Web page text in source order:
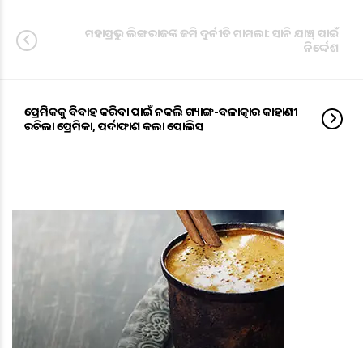
ମହାପ୍ରଭୁ ଲିଙ୍ଗରାଜଙ୍କ ଜମି ଦୁର୍ନୀତି ମାମଲା: ସାନି ଯାଞ୍ଚ୍‌ ପାଇଁ
ନିର୍ଦ୍ଦେଶ
ପ୍ରେମିକକୁ ବିବାହ କରିବା ପାଇଁ ନକଲି ଗ୍ୟାଙ୍ଗ-ବଳାତ୍କାର କାହାଣୀ
ରଚିଲା ପ୍ରେମିକା, ପର୍ଦାଫାଶ କଲା ପୋଲିସ